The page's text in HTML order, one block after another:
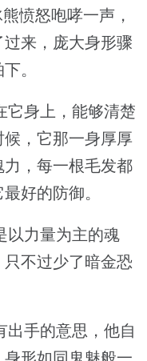
愤怒咆哮一声，
来，庞大身形骤
。
身上，能够清楚
，它那一身厚厚
，每一根毛发都
好的防御。
力量为主的魂
不过少了暗金恐
手的意思，他自